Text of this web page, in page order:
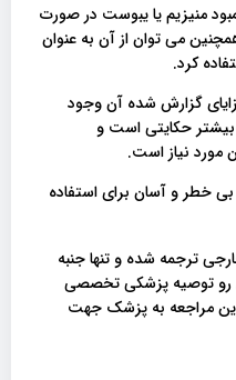
منیزیم یا یبوست در صورت
می توان از آن به عنوان
کرد.
گزارش شده آن وجود
بیشتر حکایتی است و
مورد نیاز است.
خطر و آسان برای استفاده
ترجمه شده و تنها جنبه
رو توصیه پزشکی تخصصی
مراجعه به پزشک جهت